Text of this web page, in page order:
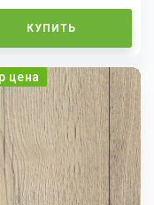
КУПИТЬ
цена